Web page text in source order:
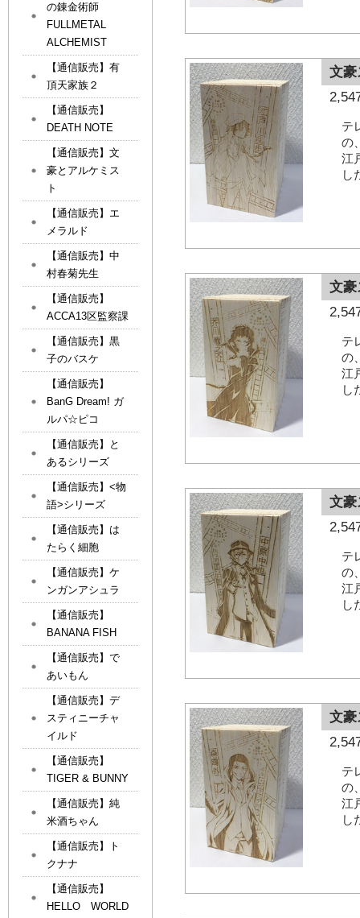
文
テ
の
江
し
文
テ
の
江
し
文
テ
の
江
し
文
テ
の
江
し
の錬金術師
FULLMETAL
ALCHEMIST
【通信販売】有
頂天家族２
【通信販売】
DEATH NOTE
【通信販売】文
豪とアルケミス
ト
【通信販売】エ
メラルド
【通信販売】中
村春菊先生
【通信販売】
ACCA13区監察課
【通信販売】黒
子のバスケ
【通信販売】
BanG Dream! ガ
ルパ☆ピコ
【通信販売】と
あるシリーズ
【通信販売】<物
語>シリーズ
【通信販売】は
たらく細胞
【通信販売】ケ
ンガンアシュラ
【通信販売】
BANANA FISH
【通信販売】で
あいもん
【通信販売】デ
スティニーチャ
イルド
【通信販売】
TIGER & BUNNY
【通信販売】純
米酒ちゃん
【通信販売】ト
クナナ
【通信販売】
HELLO WORLD